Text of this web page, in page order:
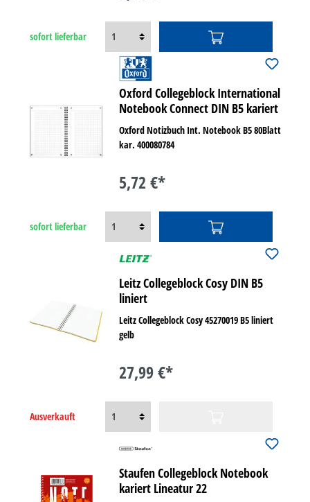
sofort lieferbar
Oxford Collegeblock International
Notebook Connect DIN B5 kariert
Oxford Notizbuch Int. Notebook B5 80Blatt
kar. 400080784
5,72 €*
sofort lieferbar
Leitz Collegeblock Cosy DIN B5
liniert
Leitz Collegeblock Cosy 45270019 B5 liniert
gelb
27,99 €*
Ausverkauft
Staufen Collegeblock Notebook
kariert Lineatur 22